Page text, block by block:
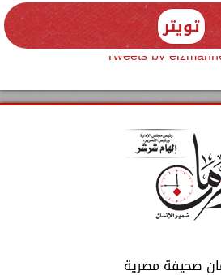
تويتر
Tweets by
صحيفة مصرية